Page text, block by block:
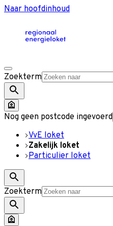
Naar hoofdinhoud
Zoekterm
Nog geen postcode ingevoerd
VvE loket
Zakelijk loket
Particulier loket
Zoekterm